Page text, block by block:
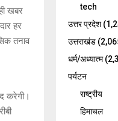
खबर
हर
तनाव
करेगी।
tech
उत्तर प्रदेश
उत्तराखंड
धर्म/अध्यात्म
पर्यटन
राष्ट्रीय
हिमाचल